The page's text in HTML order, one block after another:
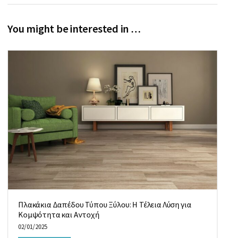
You might be interested in …
Πλακάκια Δαπέδου Τύπου Ξύλου: Η Τέλεια Λύση για
Κομψότητα και Αντοχή
02/01/2025